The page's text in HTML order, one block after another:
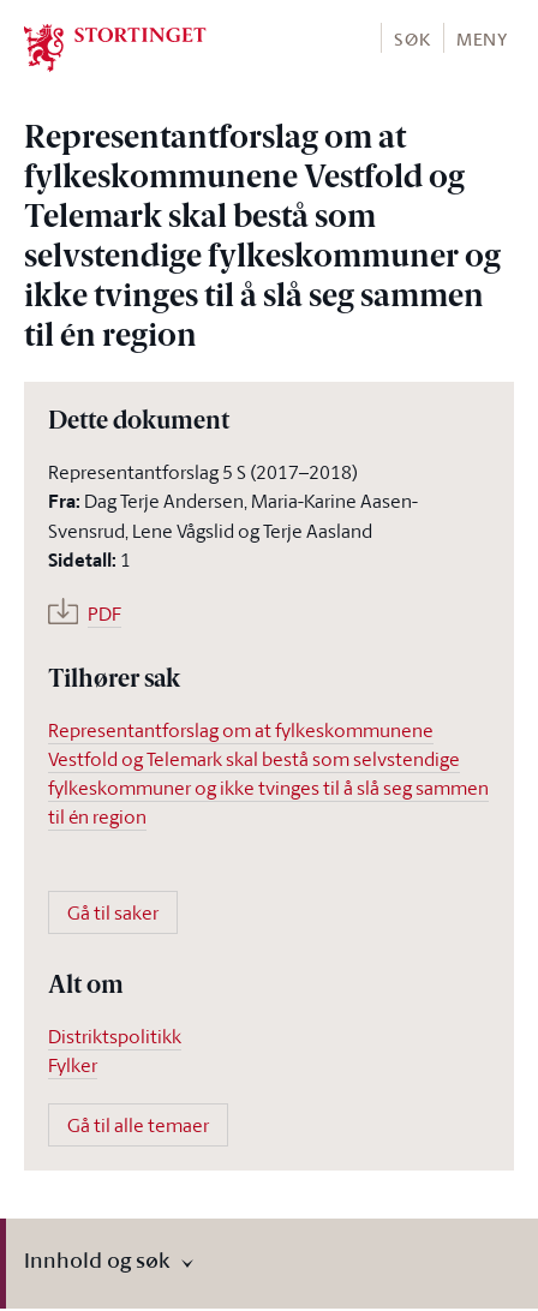
Stortinget.no
SØK MENY
Representantforslag om at
fylkeskommunene Vestfold og
Telemark skal bestå som
selvstendige fylkeskommuner og
ikke tvinges til å slå seg sammen
til én region
Dette dokument
Representantforslag 5 S (2017–2018)
Fra: Dag Terje Andersen, Maria-Karine Aasen-
Svensrud, Lene Vågslid og Terje Aasland
Sidetall: 1
PDF
Tilhører sak
Representantforslag om at fylkeskommunene
Vestfold og Telemark skal bestå som selvstendige
fylkeskommuner og ikke tvinges til å slå seg sammen
til én region
Gå til saker
Alt om
Distriktspolitikk
Fylker
Gå til alle temaer
Innhold og søk